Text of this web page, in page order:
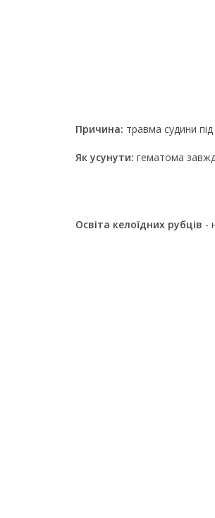
Причина: травма судини
Як усунути: гематома
Освіта келоїдних рубців -